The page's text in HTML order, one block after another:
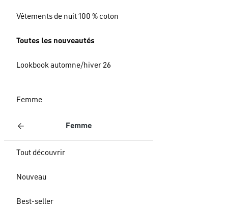
Vêtements de nuit 100 % coton
Toutes les nouveautés
Lookbook automne/hiver 26
Femme
Femme
Tout découvrir
Nouveau
Best-seller